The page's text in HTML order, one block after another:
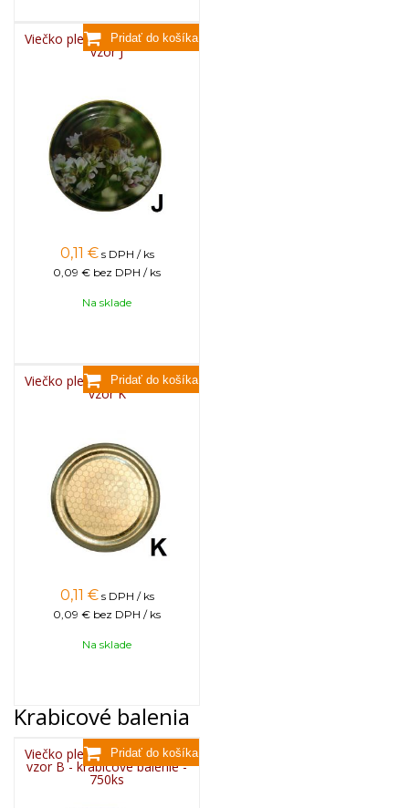
Viečko plechové TWIST 82 -
vzor J
0,11 € s DPH / ks
0,09 € bez DPH / ks
Na sklade
Viečko plechové TWIST 82 -
vzor K
0,11 € s DPH / ks
0,09 € bez DPH / ks
Na sklade
Krabicové balenia
Viečko plechové TWIST 82 -
vzor B - krabicové balenie -
750ks